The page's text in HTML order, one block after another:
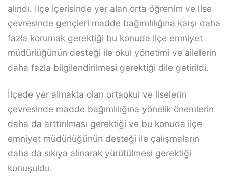
alındı. İlçe içerisinde yer alan orta öğrenim ve lise
çevresinde gençleri madde bağımlılığına karşı daha
fazla korumak gerektiği bu konuda ilçe emniyet
müdürlüğünün desteği ile okul yönetimi ve ailelerin
daha fazla bilgilendirilmesi gerektiği dile getirildi.
İlçede yer almakta olan ortaokul ve liselerin
çevresinde madde bağımlılığına yönelik önemlerin
daha da arttırılması gerektiği ve bu konuda ilçe
emniyet müdürlüğünün desteği ile çalışmaların
daha da sıkıya alınarak yürütülmesi gerektiği
konuşuldu.